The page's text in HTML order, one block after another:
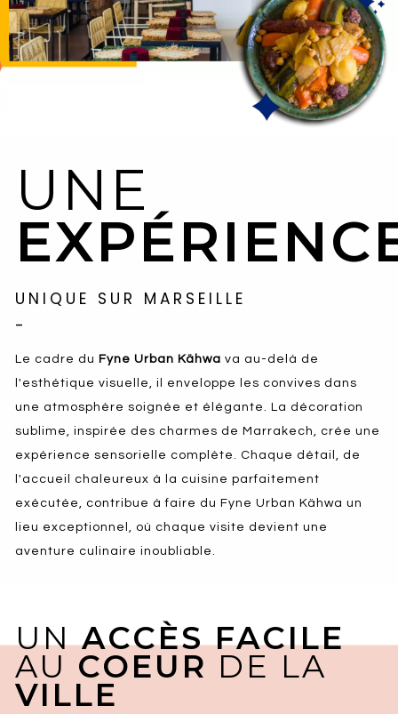
UNE
UNIQUE SUR MARSEILLE
-
Le cadre du Fyne Urban Kähwa va au-delà de
l'esthétique visuelle, il enveloppe les convives dans
une atmosphère soignée et élégante. La décoration
sublime, inspirée des charmes de Marrakech, crée une
expérience sensorielle complète. Chaque détail, de
l'accueil chaleureux à la cuisine parfaitement
exécutée, contribue à faire du Fyne Urban Kähwa un
lieu exceptionnel, où chaque visite devient une
aventure culinaire inoubliable.
UNACCÈS FACILE
AU COEUR DE LA
VILLE